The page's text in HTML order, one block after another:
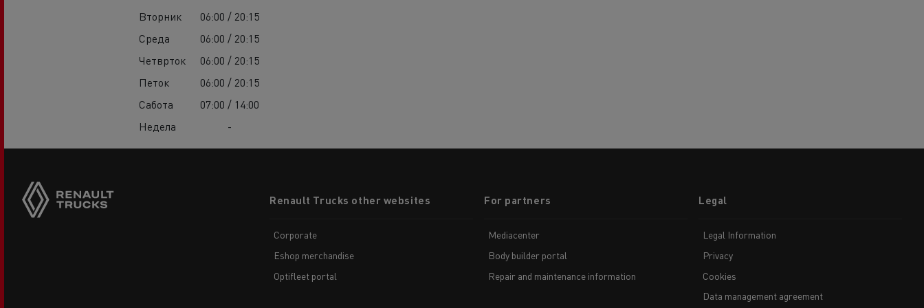
Вторник
06:00 / 20:15
Среда
06:00 / 20:15
Четврток
06:00 / 20:15
Петок
06:00 / 20:15
Сабота
07:00 / 14:00
Недела
-
menuRenault Trucks other websites
Corporate
Eshop merchandise
Optifleet portal
For partners
Mediacenter
Body builder portal
Repair and maintenance information
Legal
Legal Information
Privacy
Cookies
Data management agreement